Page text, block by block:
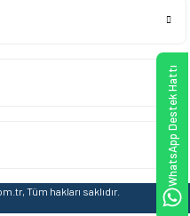
Tüm hakları saklıdır.
WhatsApp Destek Hattı